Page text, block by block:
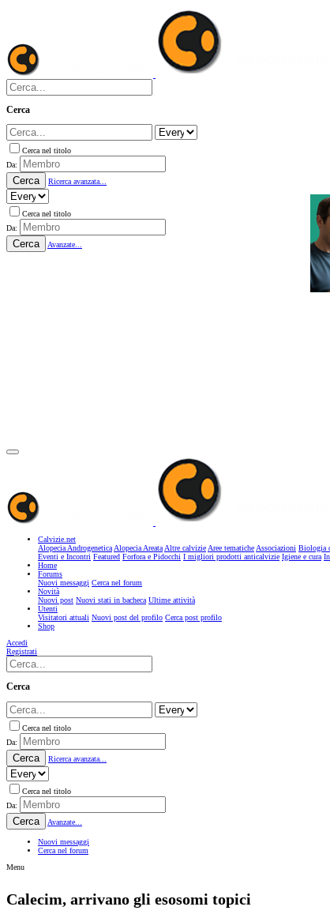
Cerca
Cerca nel titolo
Da:
Cerca Ricerca avanzata...
Cerca nel titolo
Da:
Cerca Avanzate...
Calvizie.net
Alopecia AndrogeneticaAlopecia AreataAltre calvizieAree tematicheAssociazioni Biologia
Eventi e Incontri Featured Forfora e Pidocchi I migliori prodotti anticalvizie Igiene e cura
Home
Forums
Nuovi messaggi Cerca nel forum
Novità
Nuovi post Nuovi stati in bacheca Ultime attività
Utenti
Visitatori attuali Nuovi post del profilo Cerca post profilo
Shop
Accedi
Registrati
Cerca
Cerca nel titolo
Da:
Cerca Ricerca avanzata...
Cerca nel titolo
Da:
Cerca Avanzate...
Nuovi messaggi
Cerca nel forum
Menu
Calecim, arrivano gli esosomi topici